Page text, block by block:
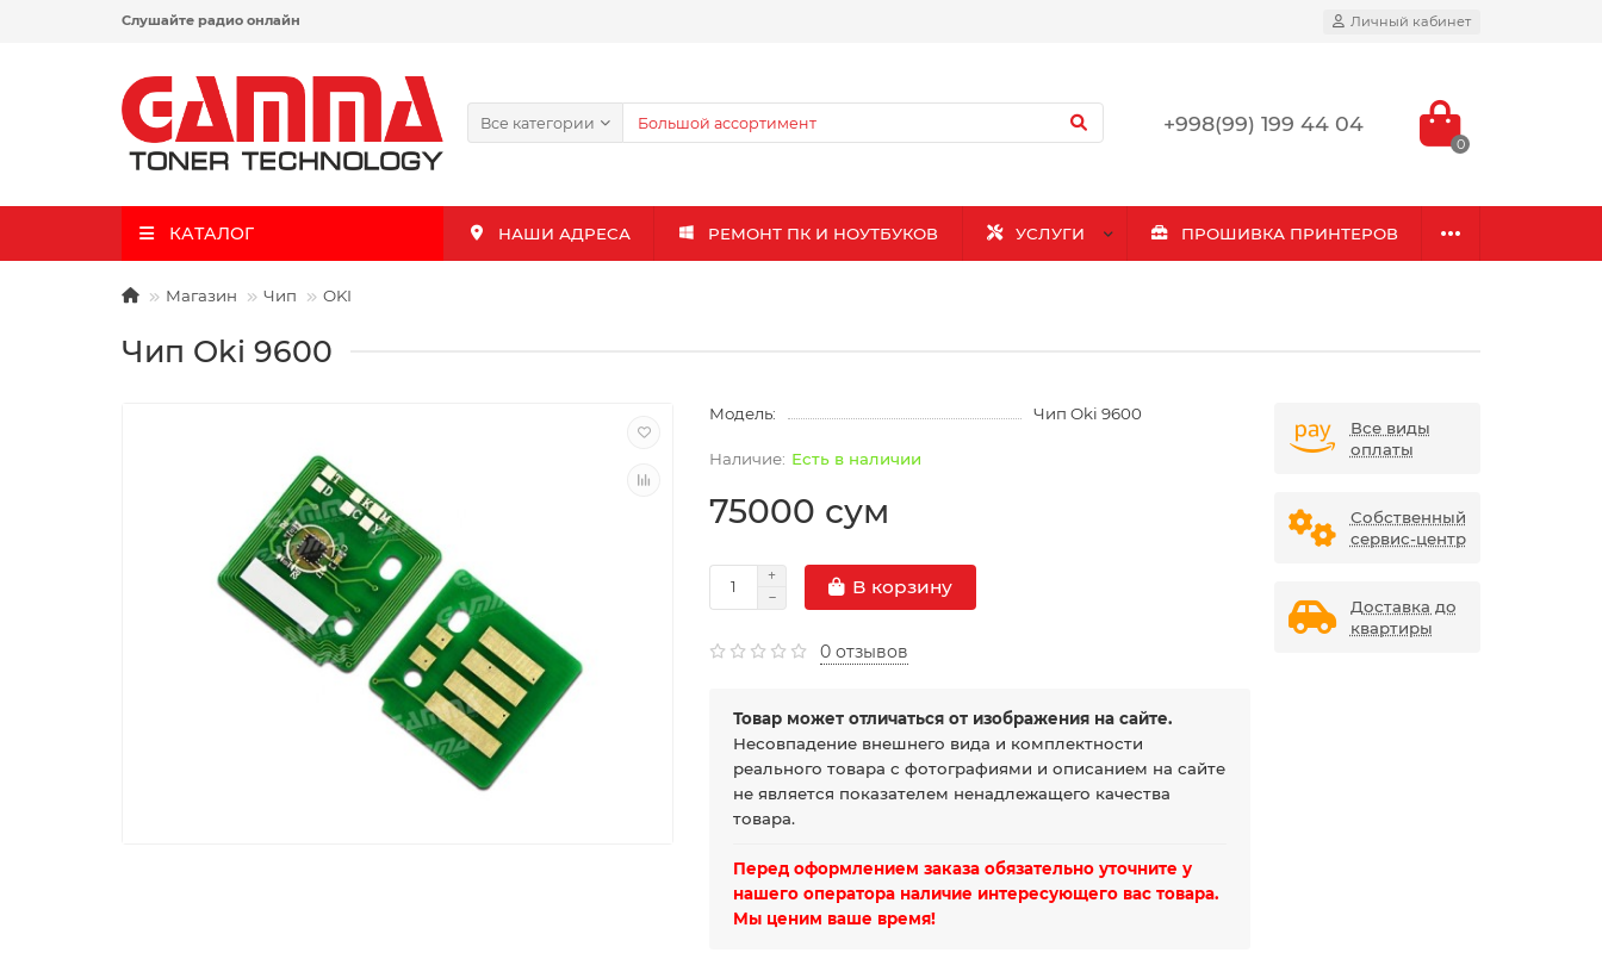
Слушайте радио онлайн Личный кабинет
Все категории +998(99) 199 44 04
0
КАТАЛОГ НАШИ АДРЕСА РЕМОНТ ПК И НОУТБУКОВ УСЛУГИ ПРОШИВКА ПРИНТЕРОВ
Магазин Чип OKI
Чип Oki 9600
Модель: Чип Oki 9600
Есть в наличии
75000 сум
В корзину
0 отзывов
Товар может отличаться от изображения на сайте.
Несовпадение внешнего вида и комплектности
реального товара с фотографиями и описанием на сайте
не является показателем ненадлежащего качества
товара.
Перед оформлением заказа обязательно уточните у
нашего оператора наличие интересующего вас товара.
Мы ценим ваше время!
Все виды
оплаты
Собственный
сервис-центр
Доставка до
квартиры